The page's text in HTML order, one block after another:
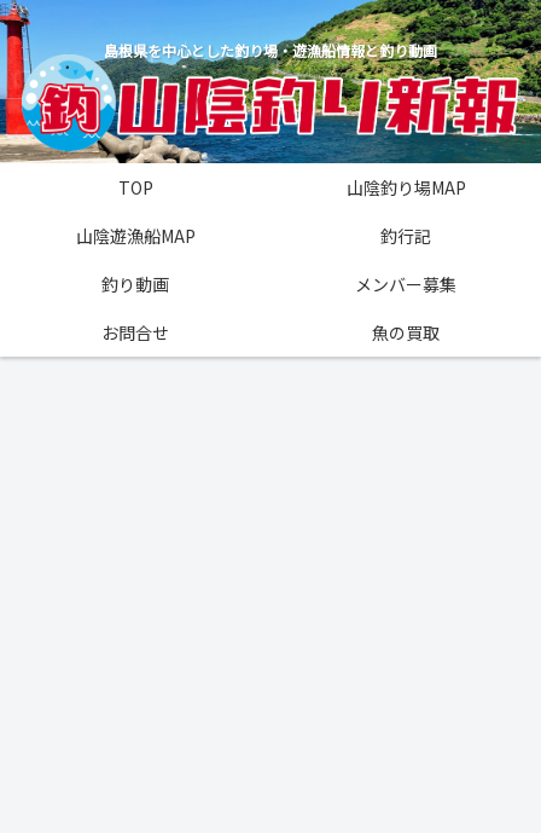
島根県を中心とした釣り場・遊漁船情報と釣り動画
TOP
山陰釣り場MAP
山陰遊漁船MAP
釣行記
釣り動画
メンバー募集
お問合せ
魚の買取